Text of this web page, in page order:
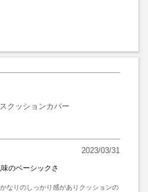
クッションカバー
2023/03/31
のベーシックさ
なりのしっかり感がありクッションの